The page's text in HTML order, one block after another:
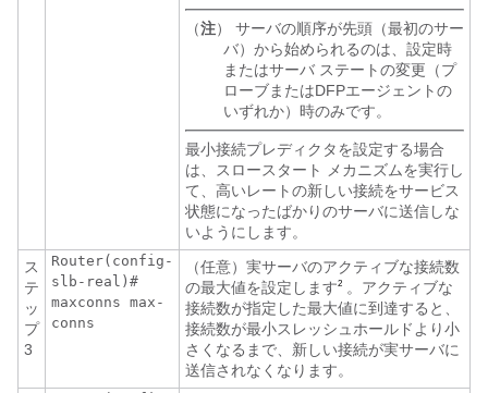
（注） サーバの順序が先頭（最初のサー
バ）から始められるのは、設定時
またはサーバ ステートの変更（プ
ローブまたはDFPエージェントの
いずれか）時のみです。
最小接続プレディクタを設定する場合
は、スロースタート メカニズムを実行し
て、高いレートの新しい接続をサービス
状態になったばかりのサーバに送信しな
いようにします。
ス
テ
ッ
プ
3
Router(config-
slb-real)#
maxconns max-
conns
（任意）実サーバのアクティブな接続数
の最大値を設定します2
。アクティブな
接続数が指定した最大値に到達すると、
接続数が最小スレッシュホールドより小
さくなるまで、新しい接続が実サーバに
送信されなくなります。